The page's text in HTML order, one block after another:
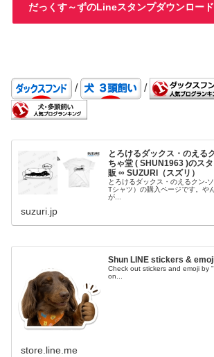
だっくす～ずのLineスタンプダウンロー
/ /
とろけるダックス・のえる
ちゃ堂 ( SHUN1963 )のス
販 ∞ SUZURI（スズリ）
とろけるダックス・のえるクン-
Tシャツ）の購入ページです。や
が...
suzuri.jp
Shun LINE stickers &
Check out stickers and emoji by
on...
store.line.me